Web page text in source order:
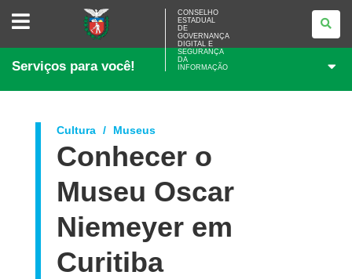
CONSELHO
ESTADUAL
GOVERNANÇA
E
DA
CONSELHO
ESTADUAL
DE
GOVERNANÇA
DIGITAL E
SEGURANÇA
DA
INFORMAÇÃO
Serviços para você!
Cultura Museus
Conhecer o
Museu Oscar
Niemeyer em
Curitiba